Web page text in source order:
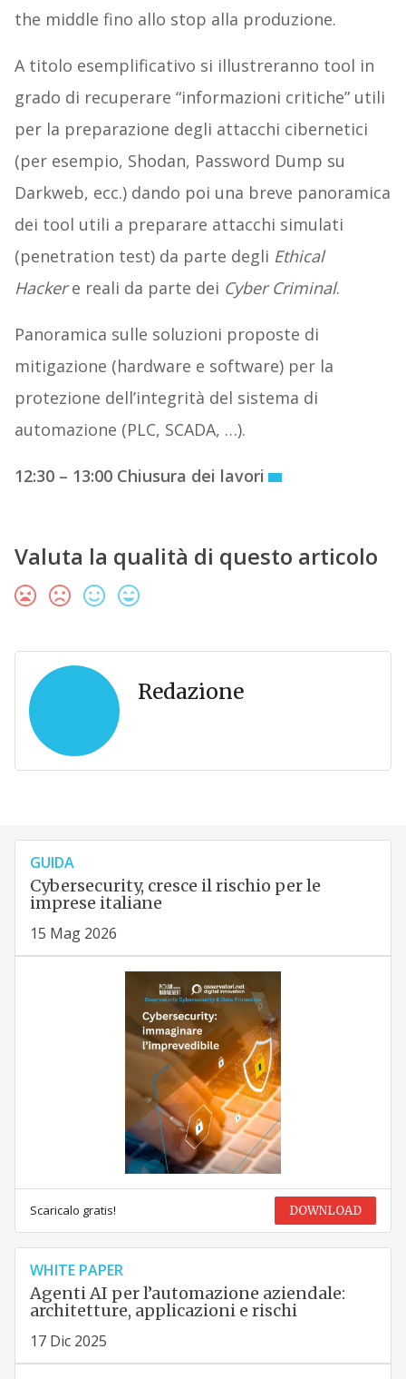
the middle fino allo stop alla produzione.
A titolo esemplificativo si illustreranno tool in
grado di recuperare “informazioni critiche” utili
per la preparazione degli attacchi cibernetici
(per esempio, Shodan, Password Dump su
Darkweb, ecc.) dando poi una breve panoramica
dei tool utili a preparare attacchi simulati
(penetration test) da parte degli Ethical
Hackere reali da parte dei Cyber Criminal.
Panoramica sulle soluzioni proposte di
mitigazione (hardware e software) per la
protezione dell’integrità del sistema di
automazione (PLC, SCADA, …).
12:30 – 13:00 Chiusura dei lavori
Valuta la qualità di questo articolo
Redazione
GUIDA
Cybersecurity, cresce il rischio per le
imprese italiane
15 Mag 2026
Scaricalo gratis! DOWNLOAD
WHITE PAPER
Agenti AI per l’automazione aziendale:
architetture, applicazioni e rischi
17 Dic 2025